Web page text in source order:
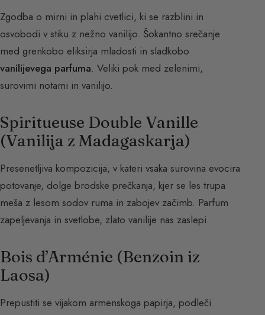
Zgodba o mirni in plahi cvetlici, ki se razblini in
osvobodi v stiku z nežno vanilijo. Šokantno srečanje
med grenkobo eliksirja mladosti in sladkobo
vanilijevega parfuma. Veliki pok med zelenimi,
surovimi notami in vanilijo.
Spiritueuse Double Vanille
(Vanilija z Madagaskarja)
Presenetljiva kompozicija, v kateri vsaka surovina evocira
potovanje, dolge brodske prečkanja, kjer se les trupa
meša z lesom sodov ruma in zabojev začimb. Parfum
zapeljevanja in svetlobe, zlato vanilije nas zaslepi.
Bois d’Arménie (Benzoin iz
Laosa)
Prepustiti se vijakom armenskoga papirja, podleči